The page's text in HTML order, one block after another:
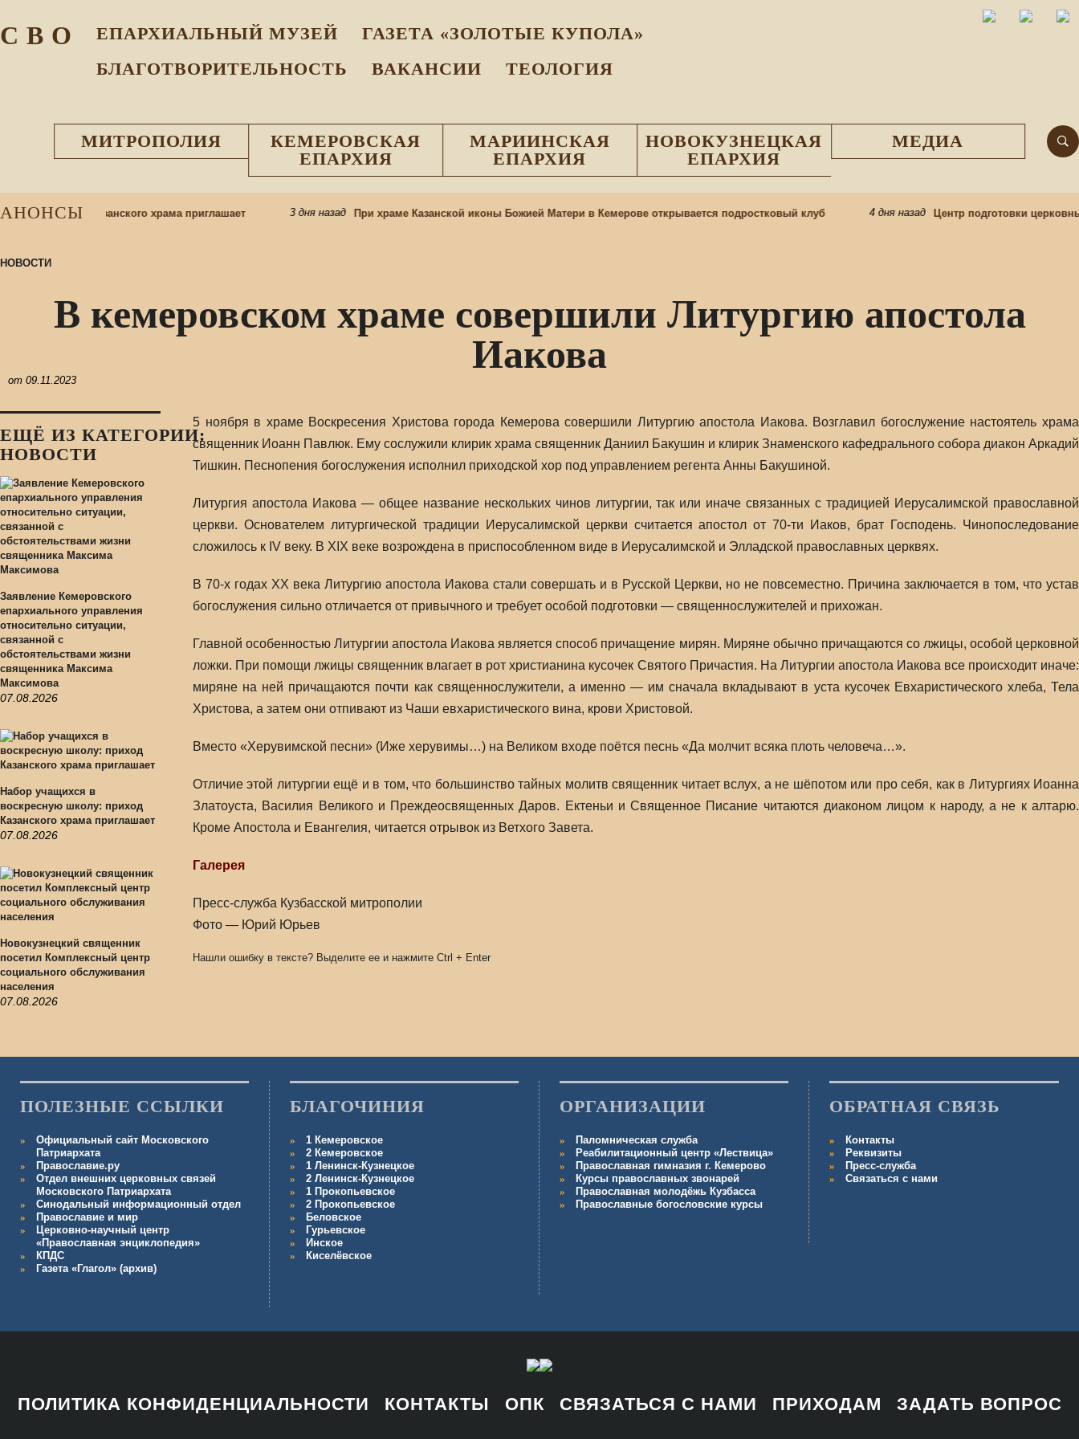
С В О ЕПАРХИАЛЬНЫЙ МУЗEЙ
ГАЗЕТА «ЗОЛОТЫЕ КУПОЛА»
БЛАГОТВОРИТЕЛЬНОСТЬ
ВАКАНСИИ ТЕОЛОГИЯ
МИТРОПОЛИЯ
КЕМЕРОВСКАЯ
ЕПАРХИЯ
МАРИИНСКАЯ
ЕПАРХИЯ
НОВОКУЗНЕЦКАЯ
ЕПАРХИЯ
МЕДИА
АНОНСЫ
приход Казанского храма приглашает 3 дня назад При храме Казанской иконы Божией Матери в Кемерове открывается подростковый клуб 4 дня назад Центр подготовки
НОВОСТИ
В кемеровском храме совершили Литургию апостола
Иакова
от 09.11.2023
ЕЩЁ ИЗ КАТЕГОРИИ:
НОВОСТИ
Заявление Кемеровского
епархиального управления
относительно ситуации,
связанной с
обстоятельствами жизни
священника Максима
Максимова
07.08.2026
Набор учащихся в
воскресную школу: приход
Казанского храма приглашает
07.08.2026
Новокузнецкий священник
посетил Комплексный центр
социального обслуживания
населения
07.08.2026
5 ноября в храме Воскресения Христова города Кемерова совершили Литургию апостола Иакова. Возглавил богослужение настоятель храма
священник Иоанн Павлюк. Ему сослужили клирик храма священник Даниил Бакушин и клирик Знаменского кафедрального собора диакон Аркадий
Тишкин. Песнопения богослужения исполнил приходской хор под управлением регента Анны Бакушиной.
Литургия апостола Иакова — общее название нескольких чинов литургии, так или иначе связанных с традицией Иерусалимской православной
церкви. Основателем литургической традиции Иерусалимской церкви считается апостол от 70-ти Иаков, брат Господень. Чинопоследование
сложилось к IV веку. В XIX веке возрождена в приспособленном виде в Иерусалимской и Элладской православных церквях.
В 70-х годах XX века Литургию апостола Иакова стали совершать и в Русской Церкви, но не повсеместно. Причина заключается в том, что устав
богослужения сильно отличается от привычного и требует особой подготовки — священнослужителей и прихожан.
Главной особенностью Литургии апостола Иакова является способ причащение мирян. Миряне обычно причащаются со лжицы, особой церковной
ложки. При помощи лжицы священник влагает в рот христианина кусочек Святого Причастия. На Литургии апостола Иакова все происходит иначе:
миряне на ней причащаются почти как священнослужители, а именно — им сначала вкладывают в уста кусочек Евхаристического хлеба, Тела
Христова, а затем они отпивают из Чаши евхаристического вина, крови Христовой.
Вместо «Херувимской песни» (Иже херувимы…) на Великом входе поётся песнь «Да молчит всяка плоть человеча…».
Отличие этой литургии ещё и в том, что большинство тайных молитв священник читает вслух, а не шёпотом или про себя, как в Литургиях Иоанна
Златоуста, Василия Великого и Преждеосвященных Даров. Ектеньи и Священное Писание читаются диаконом лицом к народу, а не к алтарю.
Кроме Апостола и Евангелия, читается отрывок из Ветхого Завета.
Галерея
Пресс-служба Кузбасской митрополии
Фото — Юрий Юрьев
Нашли ошибку в тексте? Выделите ее и нажмите Ctrl + Enter
ПОЛЕЗНЫЕ ССЫЛКИ
Официальный сайт Московского
Патриархата
Православие.ру
Отдел внешних церковных связей
Московского Патриархата
Синодальный информационный отдел
Православие и мир
Церковно-научный центр
«Православная энциклопедия»
КПДС
Газета «Глагол» (архив)
БЛАГОЧИНИЯ
1 Кемеровское
2 Кемеровское
1 Ленинск-Кузнецкое
2 Ленинск-Кузнецкое
1 Прокопьевское
2 Прокопьевское
Беловское
Гурьевское
Инское
Киселёвское
ОРГАНИЗАЦИИ
Паломническая служба
Реабилитационный центр «Лествица»
Православная гимназия г. Кемерово
Курсы православных звонарей
Православная молодёжь Кузбасса
Православные богословские курсы
ОБРАТНАЯ СВЯЗЬ
Контакты
Реквизиты
Пресс-служба
Связаться с нами
ПОЛИТИКА КОНФИДЕНЦИАЛЬНОСТИ КОНТАКТЫ ОПК СВЯЗАТЬСЯ С НАМИ ПРИХОДАМ ЗАДАТЬ ВОПРОС